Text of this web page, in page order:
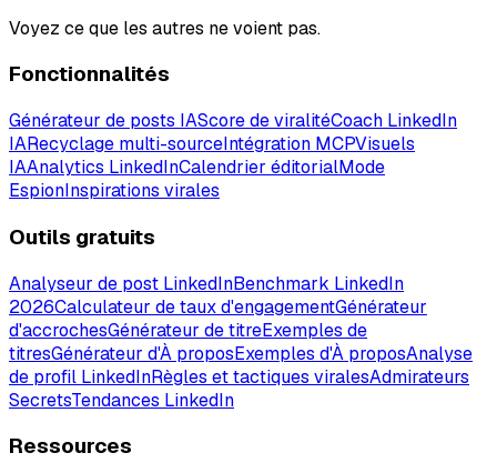
Voyez ce que les autres ne voient pas.
Fonctionnalités
Générateur de posts IAScore de viralitéCoach LinkedIn
IARecyclage multi-sourceIntégration MCPVisuels
IAAnalytics LinkedInCalendrier éditorialMode
EspionInspirations virales
Outils gratuits
Analyseur de post LinkedInBenchmark LinkedIn
2026Calculateur de taux d'engagementGénérateur
d'accrochesGénérateur de titreExemples de
titresGénérateur d'À proposExemples d'À proposAnalyse
de profil LinkedInRègles et tactiques viralesAdmirateurs
SecretsTendances LinkedIn
Ressources